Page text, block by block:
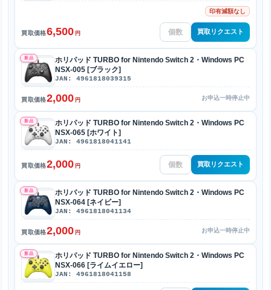
印有減額なし
買取価格6,500 円 買取リクエスト
新品
ホリパッド TURBO for Nintendo Switch 2・Windows PC
NSX-005 [ブラック]
JAN: 4961818039315
買取価格2,000 円 お申込一時停止中
新品
ホリパッド TURBO for Nintendo Switch 2・Windows PC
NSX-065 [ホワイト]
JAN: 4961818041141
買取価格2,000 円 買取リクエスト
新品
ホリパッド TURBO for Nintendo Switch 2・Windows PC
NSX-064 [ネイビー]
JAN: 4961818041134
買取価格2,000 円 お申込一時停止中
新品
ホリパッド TURBO for Nintendo Switch 2・Windows PC
NSX-066 [ライムイエロー]
JAN: 4961818041158